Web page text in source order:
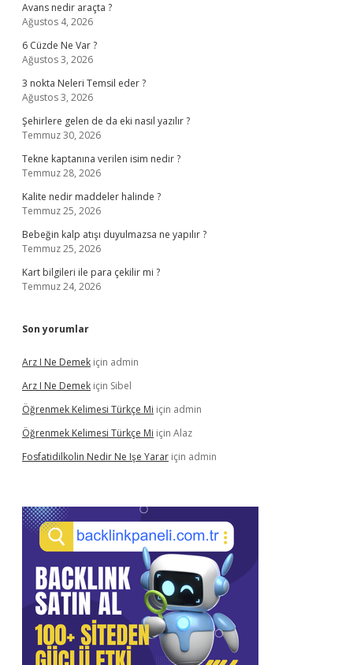
Avans nedir araçta ?
Ağustos 4, 2026
6 Cüzde Ne Var ?
Ağustos 3, 2026
3 nokta Neleri Temsil eder ?
Ağustos 3, 2026
Şehirlere gelen de da eki nasıl yazılır ?
Temmuz 30, 2026
Tekne kaptanına verilen isim nedir ?
Temmuz 28, 2026
Kalite nedir maddeler halinde ?
Temmuz 25, 2026
Bebeğin kalp atışı duyulmazsa ne yapılır ?
Temmuz 25, 2026
Kart bilgileri ile para çekilir mi ?
Temmuz 24, 2026
Son yorumlar
Arz I Ne Demek için admin
Arz I Ne Demek için Sibel
Öğrenmek Kelimesi Türkçe Mi için admin
Öğrenmek Kelimesi Türkçe Mi için Alaz
Fosfatidilkolin Nedir Ne Işe Yarar için admin